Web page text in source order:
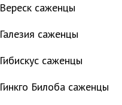
Вереск саженцы
Галезия саженцы
Гибискус саженцы
Гинкго Билоба саженцы